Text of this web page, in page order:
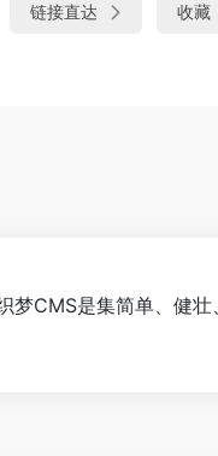
链接直达 收藏
CMS是集简单、健